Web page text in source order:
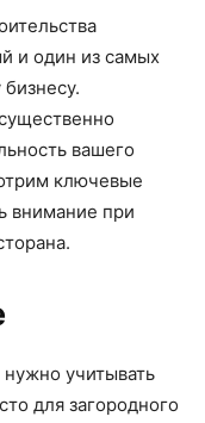
и один из самых
вашего
ключевые
внимание при
учитывать
для загородного